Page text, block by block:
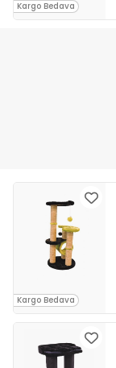
Kargo Bedava
Kargo Bedava